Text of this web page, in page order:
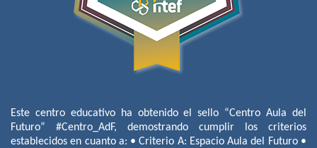
Este centro educativo ha obtenido el sello “Centro Aula del
Futuro” #Centro_AdF, demostrando cumplir los criterios
establecidos en cuanto a: • Criterio A: Espacio Aula del Futuro •